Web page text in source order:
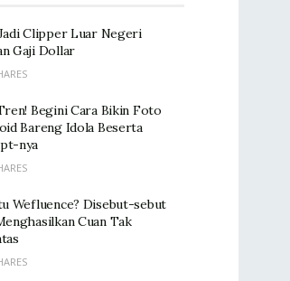
Clipper Luar Negeri
Gaji Dollar
Begini Cara Bikin Foto
Bareng Idola Beserta
nya
Wefluence? Disebut-sebut
Cuan Tak